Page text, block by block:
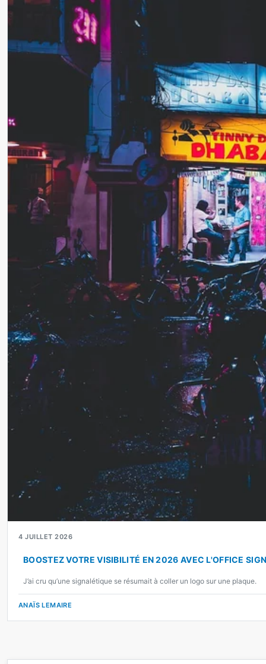
4 JUILLET 2026
BOOSTEZ VOTRE VISIBILITÉ EN 2026 AVEC L'OFFICE
J’ai cru qu’une signalétique se résumait à coller un logo sur une plaque.
ANAÏS LEMAIRE